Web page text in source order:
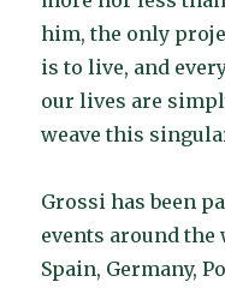
him, the only
is to live, and
our lives are
weave this
Grossi has been
events around
Spain, Germany,